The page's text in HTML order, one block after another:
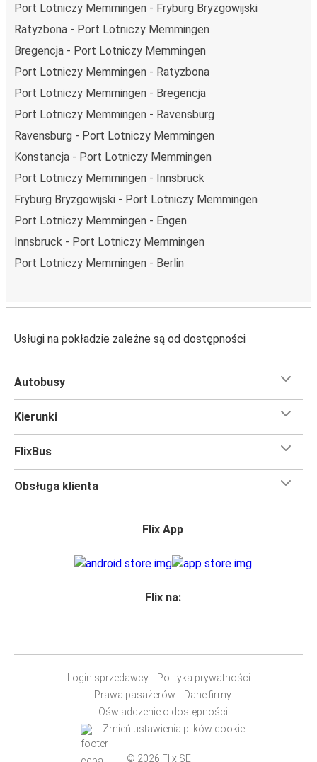
Port Lotniczy Memmingen - Fryburg Bryzgowijski
Ratyzbona - Port Lotniczy Memmingen
Bregencja - Port Lotniczy Memmingen
Port Lotniczy Memmingen - Ratyzbona
Port Lotniczy Memmingen - Bregencja
Port Lotniczy Memmingen - Ravensburg
Ravensburg - Port Lotniczy Memmingen
Konstancja - Port Lotniczy Memmingen
Port Lotniczy Memmingen - Innsbruck
Fryburg Bryzgowijski - Port Lotniczy Memmingen
Port Lotniczy Memmingen - Engen
Innsbruck - Port Lotniczy Memmingen
Port Lotniczy Memmingen - Berlin
Usługi na pokładzie zależne są od dostępności
Autobusy
Kierunki
FlixBus
Obsługa klienta
Flix App
Flix na:
Login sprzedawcy
Polityka prywatności
Prawa pasażerów
Dane firmy
Oświadczenie o dostępności
Zmień ustawienia plików cookie
© 2026 Flix SE